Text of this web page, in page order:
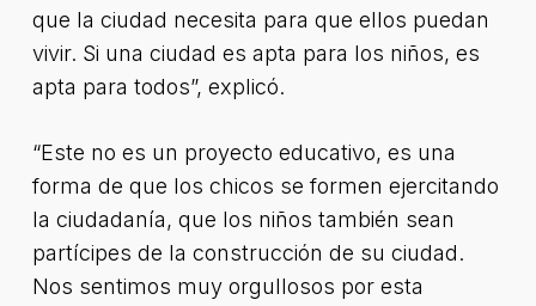
que la ciudad necesita para que ellos puedan
vivir. Si una ciudad es apta para los niños, es
apta para todos”, explicó.
“Este no es un proyecto educativo, es una
forma de que los chicos se formen ejercitando
la ciudadanía, que los niños también sean
partícipes de la construcción de su ciudad.
Nos sentimos muy orgullosos por esta